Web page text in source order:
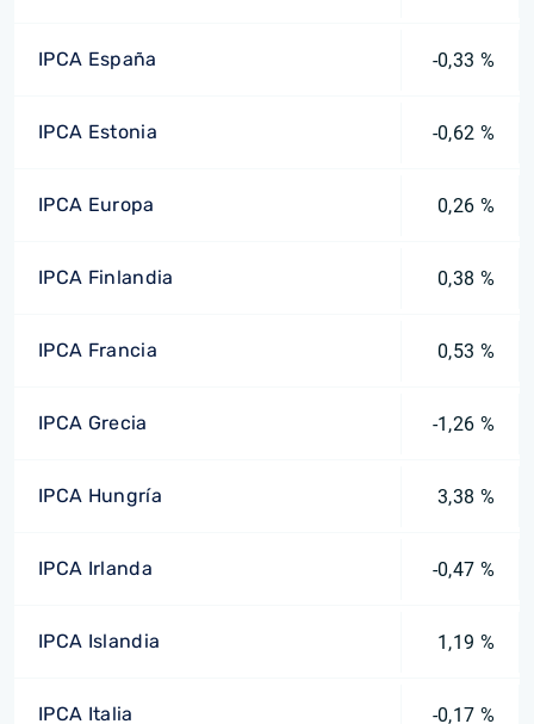
IPCA España -0,33 %
IPCA Estonia -0,62 %
IPCA Europa 0,26 %
IPCA Finlandia 0,38 %
IPCA Francia 0,53 %
IPCA Grecia -1,26 %
IPCA Hungría 3,38 %
IPCA Irlanda -0,47 %
IPCA Islandia 1,19 %
IPCA Italia -0,17 %